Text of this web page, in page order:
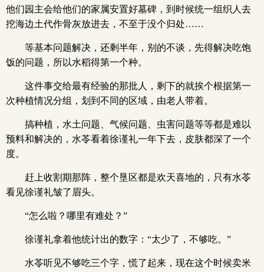
他们园主会给他们的家属安置好墓碑，到时候统一组织人去
挖海边土代作骨灰放进去，不至于没个归处……
等基本问题解决，还剩半年，别的不谈，先得解决吃饱
饭的问题，所以水稻得第一个种。
这件事交给最有经验的那批人，剩下的就挨个根据第一
次种植情况分组，划到不同的区域，由老人带着。
搞种植，水土问题、气候问题、虫害问题等等都是难以
预料和解决的，水苓看着徐谨礼一年下去，皮肤都深了一个
度。
赶上收割期那阵，整个垦区都是欢天喜地的，只有水苓
看见徐谨礼皱了眉头。
“怎么啦？哪里有难处？”
徐谨礼拿着他统计出的数字：“太少了，不够吃。”
水苓听见不够吃三个字，慌了起来，现在这个时候卖米